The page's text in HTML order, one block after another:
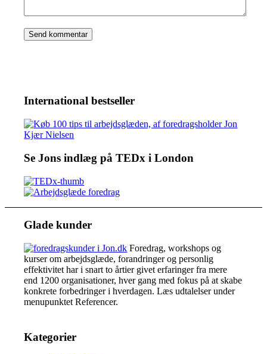
International bestseller
Se Jons indlæg på TEDx i London
Glade kunder
Foredrag, workshops og
kurser om arbejdsglæde, forandringer og personlig
effektivitet har i snart to årtier givet erfaringer fra mere
end 1200 organisationer, hver gang med fokus på at skabe
konkrete forbedringer i hverdagen. Læs udtalelser under
menupunktet Referencer.
Kategorier